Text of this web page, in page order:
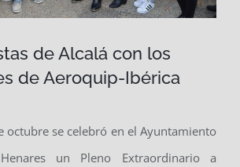
de Alcalá con los
de Aeroquip-Ibérica
octubre se celebró en el Ayuntamiento
un Pleno Extraordinario a